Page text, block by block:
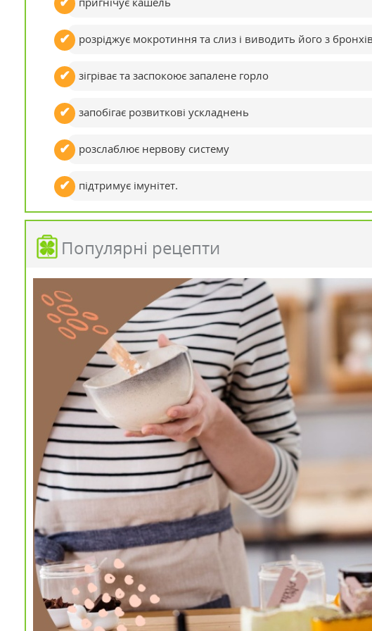
розріджує мокротиння та слиз і виводить його з
зігріває та заспокоює запалене горло
запобігає розвиткові ускладнень
розслаблює нервову систему
підтримує імунітет.
Популярні рецепти